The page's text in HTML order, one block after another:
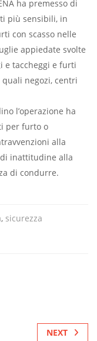
ha premesso di
più sensibili, in
con scasso nelle
appiedate svolte
e taccheggi e furti
negozi, centri
l’operazione ha
per furto o
alla
di inattitudine alla
di condurre.
, sicurezza
NEXT